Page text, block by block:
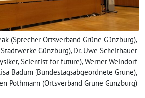
(Sprecher Ortsverband Grüne Günzburg),
Günzburg), Dr. Uwe Scheithauer
Scientist for future), Werner Weindorf
Badum (Bundestagsabgeordnete Grüne),
Pothmann (Ortsverband Grüne Günzburg)